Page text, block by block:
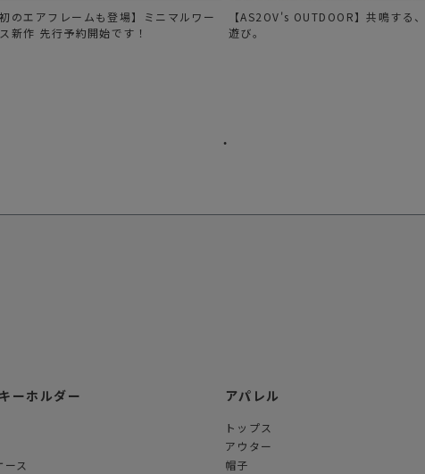
初のエアフレームも登場】ミニマルワー
新作 先行予約開始です！
【AS2OV's OUTDOOR】共鳴する
遊び。
ーホルダー
ース
アパレル
トップス
アウター
帽子